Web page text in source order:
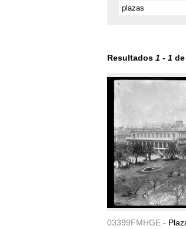
Resultados 1 - 1 de
03399FMHGE -